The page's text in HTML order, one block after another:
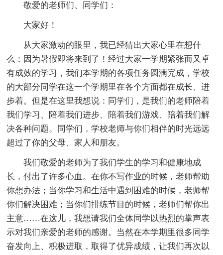
敬爱的老师们、同学们：
大家好！
从大家激动的眼里，我已经猜出大家心里在想什
么：因为暑假即将来到了！经过大家一学期紧张而又卓
有成效的学习，我们本学期的各项任务圆满完成，学校
的大部分同学在这一个学期里在各个方面都在成长、进
步着。但是在这里我想说：同学们，是我们的老师陪着
我们学习、陪着我们进步、陪着我们游戏、陪着我们解
决各种问题。同学们，学校老师与你们相伴的时光远远
超过了你的父母、家人和朋友。
我们敬爱的老师为了我们学生的学习和健康地成
长，付出了许多心血。在你不写作业的时候，老师帮助
你想办法；当你学习和生活中遇到困难的时候，老师帮
你们解决困难；当你们排练节目的时候，老师们帮你出
主意……在这儿，我想请我们全体同学以热烈的掌声表
示对我们亲爱的老师的感谢。当然在本学期里很多同学
奋发向上、积极进取，取得了优异成绩，让我们再次以